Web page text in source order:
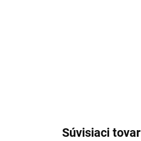
Súvisiaci tovar